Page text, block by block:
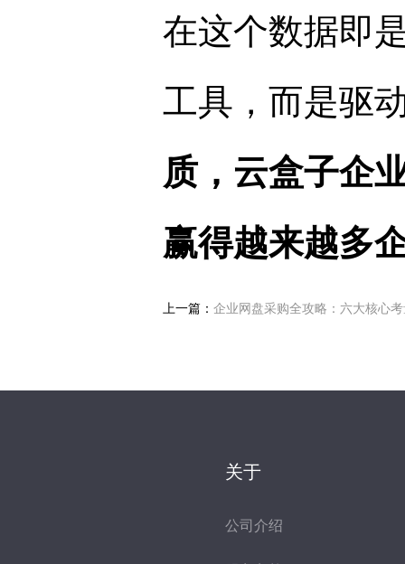
在这个数据即
工具，而是驱
质，云盒子企
赢得越来越多
上一篇： 企业网盘采购全攻略：六大核心
关于
公司介绍